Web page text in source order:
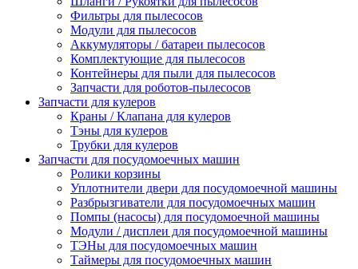
Фильтры для пылесосов
Модули для пылесосов
Аккумуляторы / батареи пылесосов
Комплектующие для пылесосов
Контейнеры для пыли для пылесосов
Запчасти для роботов-пылесосов
Запчасти для кулеров
Краны / Клапана для кулеров
Тэны для кулеров
Трубки для кулеров
Запчасти для посудомоечных машин
Ролики корзины
Уплотнители двери для посудомоечной машины
Разбрызгиватели для посудомоечных машин
Помпы (насосы) для посудомоечной машины
Модули / дисплеи для посудомоечной машины
ТЭНы для посудомоечных машин
Таймеры для посудомоечных машин